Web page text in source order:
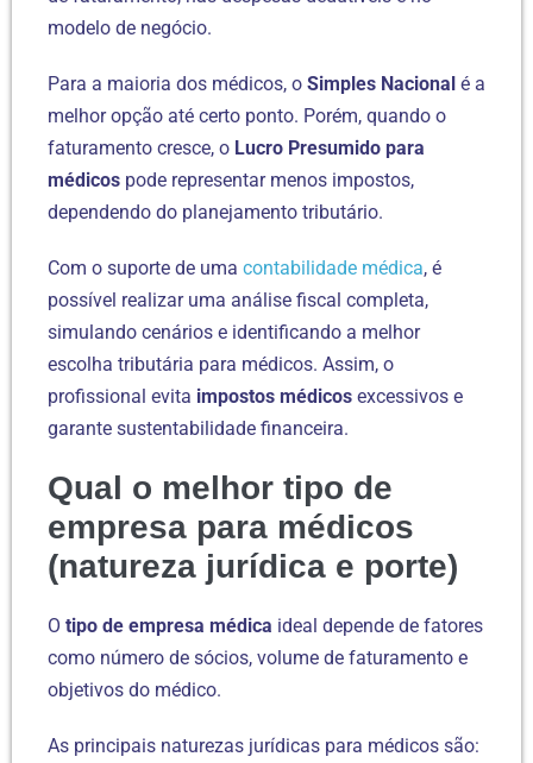
modelo de negócio.
Para a maioria dos médicos, o Simples Nacional é a
melhor opção até certo ponto. Porém, quando o
faturamento cresce, o Lucro Presumido para
médicos pode representar menos impostos,
dependendo do planejamento tributário.
Com o suporte de uma contabilidade médica, é
possível realizar uma análise fiscal completa,
simulando cenários e identificando a melhor
escolha tributária para médicos. Assim, o
profissional evita impostos médicos excessivos e
garante sustentabilidade financeira.
Qual o melhor tipo de
empresa para médicos
(natureza jurídica e porte)
O tipo de empresa médica ideal depende de fatores
como número de sócios, volume de faturamento e
objetivos do médico.
As principais naturezas jurídicas para médicos são: